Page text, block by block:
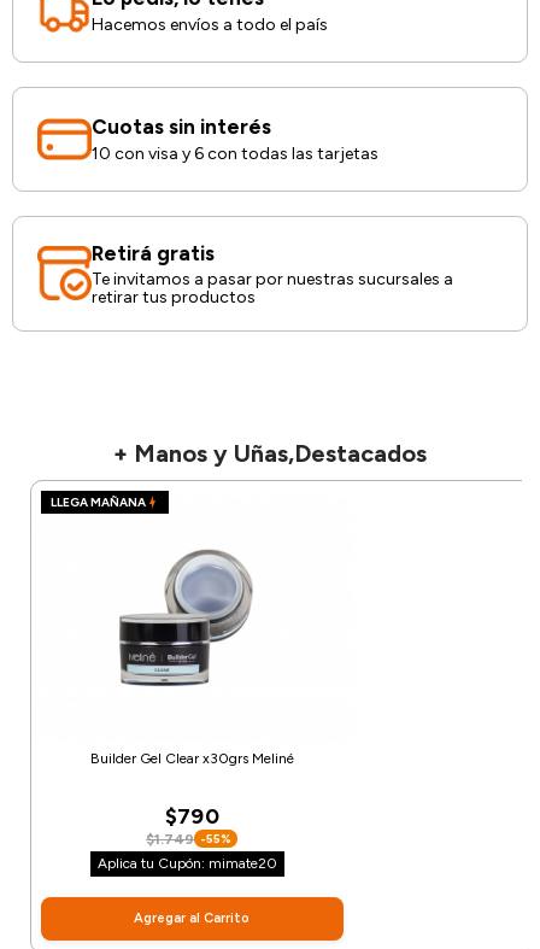
Hacemos envíos a todo el país
Cuotas sin interés
10 con visa y 6 con todas las tarjetas
Retirá gratis
Te invitamos a pasar por nuestras sucursales a
retirar tus productos
+ Manos y Uñas,Destacados
LLEGA MAÑANA
Builder Gel Clear x30grs Meliné
$790
$1.749 -55%
Aplica tu Cupón: mimate20
Agregar al Carrito